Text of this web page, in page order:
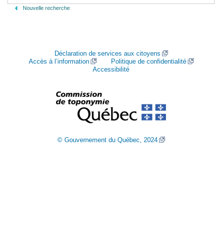
Nouvelle recherche
Déclaration de services aux citoyens
Accès à l’information
Politique de confidentialité
Accessibilité
© Gouvernement du Québec, 2024